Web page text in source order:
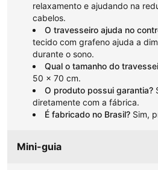
relaxamento e ajudando na
cabelos.
O travesseiro ajuda no
tecido com grafeno ajuda a
durante o sono.
Qual o tamanho do
50 x 70 cm.
O produto possui garantia?
diretamente com a fábrica.
É fabricado no Brasil? Sim,
Mini-guia